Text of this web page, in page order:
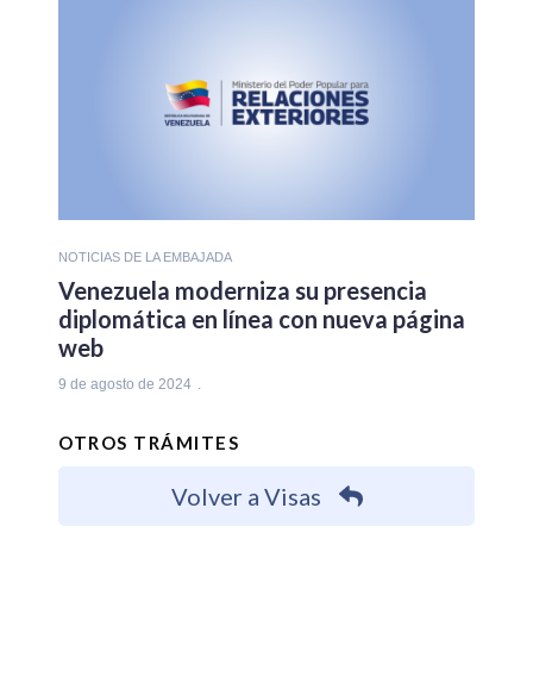
NOTICIAS DE LA EMBAJADA
Venezuela moderniza su presencia
diplomática en línea con nueva página
web
9 de agosto de 2024
OTROS TRÁMITES
Volver a Visas